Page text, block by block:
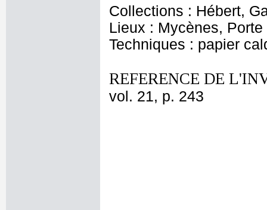
Collections : Hébert,
Lieux : Mycènes,
Techniques : papier
REFERENCE DE
vol. 21, p. 243